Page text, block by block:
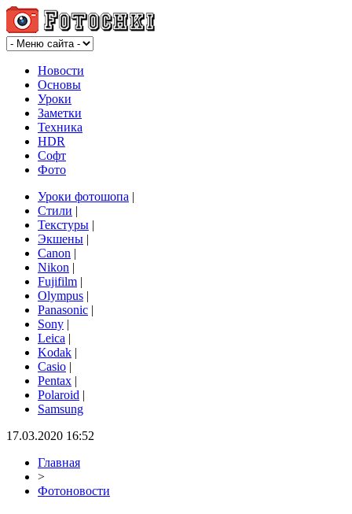
Новости
Основы
Уроки
Заметки
Техника
HDR
Софт
Фото
Уроки фотошопа |
Стили |
Текстуры |
Экшены |
Canon |
Nikon |
Fujifilm |
Olympus |
Panasonic |
Sony |
Leica |
Kodak |
Casio |
Pentax |
Polaroid |
Samsung
17.03.2020 16:52
Главная
>
Фотоновости